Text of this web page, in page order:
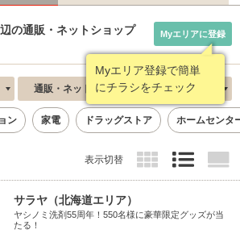
の通販・ネットショップ
Myエリア登録で簡単
にチラシをチェック
Myエリアに登録
通販・ネットショップ 新着順
ン 家電 ドラッグストア ホームセンタ
表示切替
サラヤ（北海道エリア）
ヤシノミ洗剤55周年！550名様に豪華限定グッズが当
たる！